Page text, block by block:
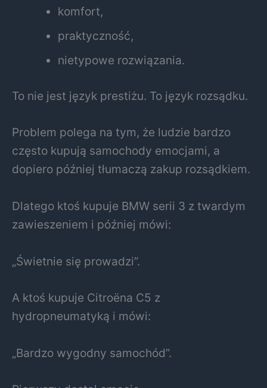
komfort,
praktyczność,
nietypowe rozwiązania.
To nie jest język prestiżu. To język rozsądku.
Problem polega na tym, że ludzie bardzo
często kupują samochody emocjami, a
dopiero później tłumaczą zakup rozsądkiem.
Dlatego ktoś kupuje BMW serii 3 z twardym
zawieszeniem i później mówi:
„Świetnie się prowadzi”.
A ktoś kupuje Citroëna C5 z
hydropneumatyką i mówi:
„Bardzo wygodny samochód”.